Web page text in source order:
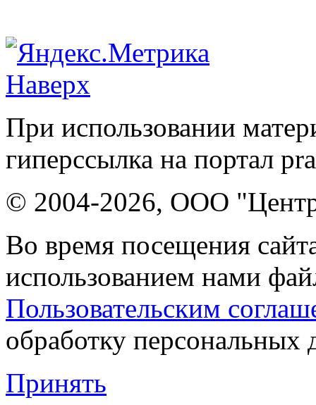
Наверх
При использовании
гиперссылка на портал
© 2004-2026, ООО "Центр
Во время посещения
использованием нами
Пользовательским
обработку персональных
Принять